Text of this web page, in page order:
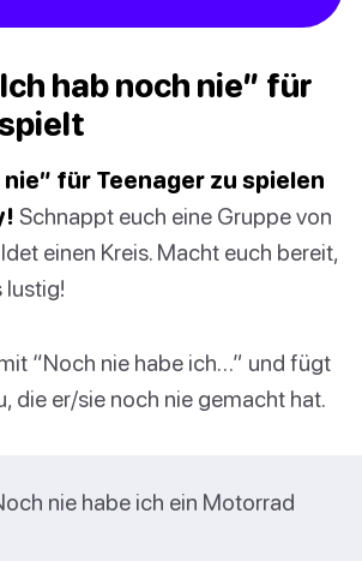
hab noch nie” für
nie” für Teenager zu spielen
Schnappt euch eine Gruppe von
einen Kreis. Macht euch bereit,
lustig!
“Noch nie habe ich…” und fügt
die er/sie noch nie gemacht hat.
nie habe ich ein Motorrad